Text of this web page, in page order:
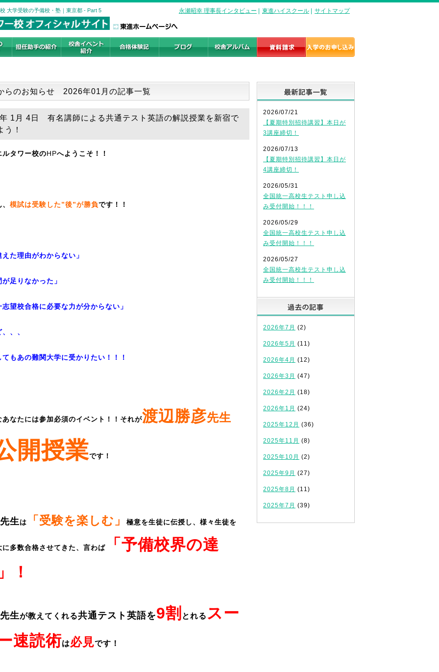
大学受験の予備校・塾｜東京都 - Part 5 永瀬昭幸 理事長インタビュー 東進ハイスクール サイトマップ
らのお知らせ 2026年01月の記事一覧
1月 4日 有名講師による共通テスト英語の解説授業を新宿で
う！
ルタワー校のHPへようこそ！！
模試は受験した”後”が勝負です！！
えた理由がわからない」
足りなかった」
志望校合格に必要な力が分からない」
、、
てもあの難関大学に受かりたい！！！
あなたには参加必須のイベント！！それが渡辺勝彦先生
開授業です！
生は 「受験を楽しむ」 極意を生徒に伝授し、様々生徒を
に多数合格させてきた、言わば
「予備校界の達
！
生が教えてくれる共通テスト英語を9割 とれる スー
速読術は必見です！
2026/07/21
【夏期特別招待講習】本日が
3講座締切！
2026/07/13
【夏期特別招待講習】本日が
4講座締切！
2026/05/31
全国統一高校生テスト申し込
み受付開始！！！
2026/05/29
全国統一高校生テスト申し込
み受付開始！！！
2026/05/27
全国統一高校生テスト申し込
み受付開始！！！
2026年7月 (2)
2026年5月 (11)
2026年4月 (12)
2026年3月 (47)
2026年2月 (18)
2026年1月 (24)
2025年12月 (36)
2025年11月 (8)
2025年10月 (2)
2025年9月 (27)
2025年8月 (11)
2025年7月 (39)